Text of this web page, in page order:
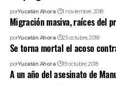
porYucatán Ahora 1 noviembre, 2018
Migración masiva, raíces del
porYucatán Ahora 25 octubre, 2018
Se torna mortal el acoso
porYucatán Ahora 19 octubre, 2018
A un año del asesinato de